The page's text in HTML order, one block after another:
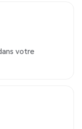
votre